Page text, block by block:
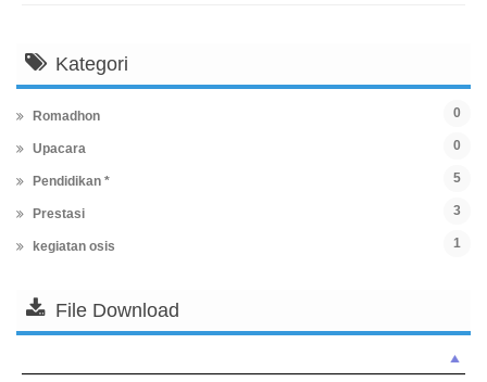
Kategori
Romadhon 0
Upacara 0
Pendidikan * 5
Prestasi 3
kegiatan osis 1
File Download